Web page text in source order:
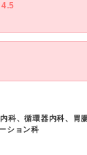
4.5
科、循環器内科、胃
ション科